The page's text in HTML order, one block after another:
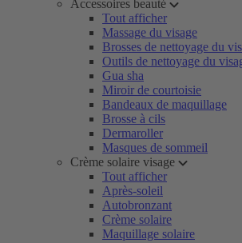
Accessoires beauté
Tout afficher
Massage du visage
Brosses de nettoyage du
Outils de nettoyage du
Gua sha
Miroir de courtoisie
Bandeaux de maquillage
Brosse à cils
Dermaroller
Masques de sommeil
Crème solaire visage
Tout afficher
Après-soleil
Autobronzant
Crème solaire
Maquillage solaire